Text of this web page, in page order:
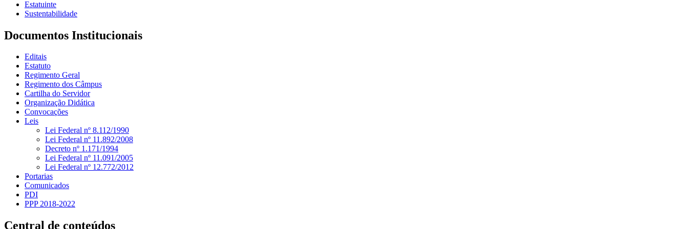
Estatuinte
Sustentabilidade
Documentos Institucionais
Editais
Estatuto
Regimento Geral
Regimento dos Câmpus
Cartilha do Servidor
Organização Didática
Convocações
Leis
Lei Federal nº 8.112/1990
Lei Federal nº 11.892/2008
Decreto nº 1.171/1994
Lei Federal nº 11.091/2005
Lei Federal nº 12.772/2012
Portarias
Comunicados
PDI
PPP 2018-2022
Central de conteúdos